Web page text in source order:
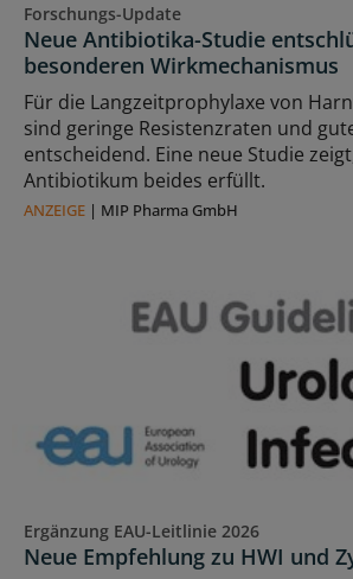
Forschungs-Update
Neue Antibiotika-Studie
besonderen Wirkmechanismus
Für die Langzeitprophylaxe von
sind geringe Resistenzraten und
entscheidend. Eine neue Studie
Antibiotikum beides erfüllt.
ANZEIGE | MIP Pharma GmbH
Ergänzung EAU-Leitlinie 2026
Neue Empfehlung zu HWI und